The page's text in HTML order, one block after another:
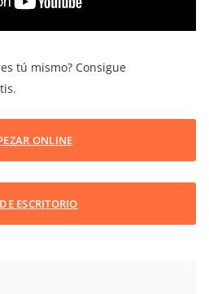
tú mismo? Consigue
ONLINE
ESCRITORIO